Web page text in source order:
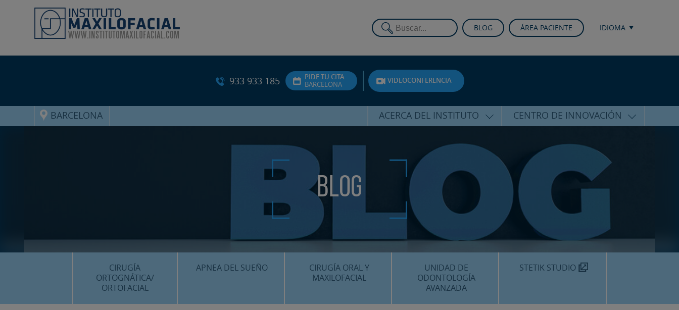
BLOG ÁREA PACIENTE IDIOMA
933 933 185
PIDE TU CITA
BARCELONA
VIDEOCONFERENCIA
BARCELONA ACERCA DEL INSTITUTO
EQUIPO
ATENCIÓN PERSONALIZADA
UNIDAD DE ACOMPAÑAMIENTO
PSICOLÓGICO
SERVICIOS INTERNACIONALES
CENTRO MÉDICO TEKNON
CENTRO DE INNOVACIÓN
CURSOS Y CONFERENCIAS
FORMACIÓN
PUBLICACIONES CIENTÍFICAS
LA VOZ DEL EXPERTO
Blog
CIRUGÍA
ORTOGNÁTICA/
ORTOFACIAL
APNEA DEL SUEÑO
CIRUGÍA ORAL Y
MAXILOFACIAL
UNIDAD DE
ODONTOLOGÍA
AVANZADA
STETIK STUDIO